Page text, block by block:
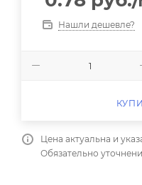
Нашли дешевле?
Цена актуальна и
Обязательно